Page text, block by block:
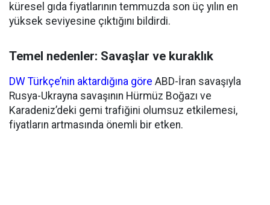
küresel gıda fiyatlarının temmuzda son üç yılın en
yüksek seviyesine çıktığını bildirdi.
Temel nedenler: Savaşlar ve kuraklık
DW Türkçe’nin aktardığına göre ABD-İran savaşıyla
Rusya-Ukrayna savaşının Hürmüz Boğazı ve
Karadeniz’deki gemi trafiğini olumsuz etkilemesi,
fiyatların artmasında önemli bir etken.